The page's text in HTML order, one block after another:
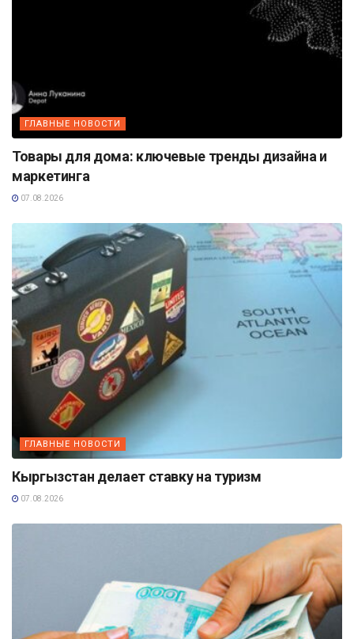
ГЛАВНЫЕ НОВОСТИ
Товары для дома: ключевые тренды дизайна и
маркетинга
07.08.2026
ГЛАВНЫЕ НОВОСТИ
Кыргызстан делает ставку на туризм
07.08.2026